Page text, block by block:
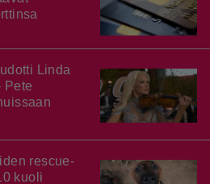
Linda
Pete
rescue-
kuoli